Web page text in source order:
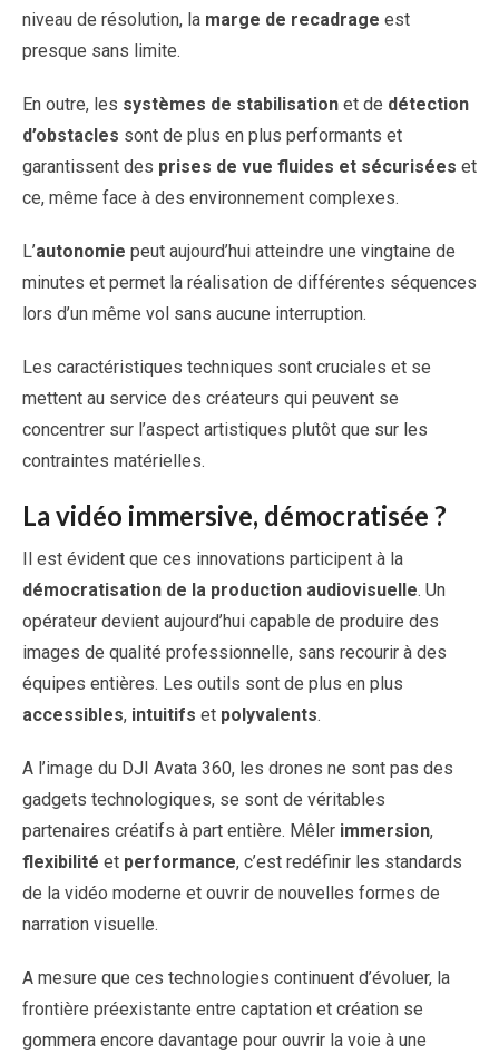
niveau de résolution, la marge de recadrage est
presque sans limite.
En outre, les systèmes de stabilisation et de détection
d’obstacles sont de plus en plus performants et
garantissent des prises de vue fluides et sécurisées et
ce, même face à des environnement complexes.
L’autonomie peut aujourd’hui atteindre une vingtaine de
minutes et permet la réalisation de différentes séquences
lors d’un même vol sans aucune interruption.
Les caractéristiques techniques sont cruciales et se
mettent au service des créateurs qui peuvent se
concentrer sur l’aspect artistiques plutôt que sur les
contraintes matérielles.
La vidéo immersive, démocratisée ?
Il est évident que ces innovations participent à la
démocratisation de la production audiovisuelle. Un
opérateur devient aujourd’hui capable de produire des
images de qualité professionnelle, sans recourir à des
équipes entières. Les outils sont de plus en plus
accessibles, intuitifs et polyvalents.
A l’image du DJI Avata 360, les drones ne sont pas des
gadgets technologiques, se sont de véritables
partenaires créatifs à part entière. Mêler immersion,
flexibilité et performance, c’est redéfinir les standards
de la vidéo moderne et ouvrir de nouvelles formes de
narration visuelle.
A mesure que ces technologies continuent d’évoluer, la
frontière préexistante entre captation et création se
gommera encore davantage pour ouvrir la voie à une